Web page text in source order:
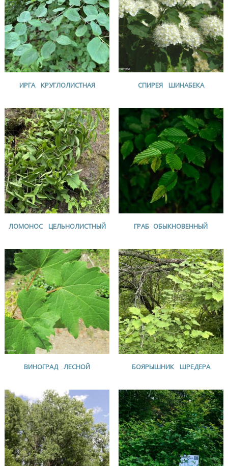
ИРГА КРУГЛОЛИСТНАЯ СПИРЕЯ ШИНАБЕКА
ЛОМОНОС ЦЕЛЬНОЛИСТНЫЙ ГРАБ ОБЫКНОВЕННЫЙ
ВИНОГРАД ЛЕСНОЙ БОЯРЫШНИК ШРЕДЕРА